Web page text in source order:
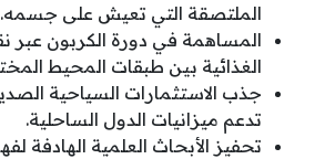
الملتصقة التي تعيش على جسمه.
المساهمة في دورة الكربون عبر
الغذائية بين طبقات المحيط
جذب الاستثمارات السياحية
تدعم ميزانيات الدول الساحلية.
تحفيز الأبحاث العلمية الهادفة